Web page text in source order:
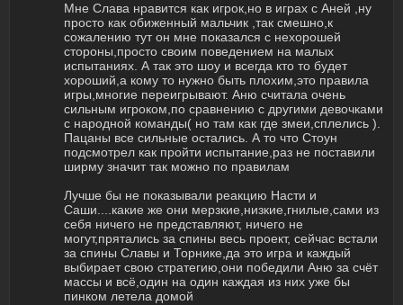
Мне Слава нравится как игрок,но в играх с Аней ,ну
просто как обиженный мальчик ,так смешно,к
сожалению тут он мне показался с нехорошей
стороны,просто своим поведением на малых
испытаниях. А так это шоу и всегда кто то будет
хороший,а кому то нужно быть плохим,это правила
игры,многие переигрывают. Аню считала очень
сильным игроком,по сравнению с другими девочками
с народной команды( но там как где змеи,сплелись ).
Пацаны все сильные остались. А то что Стоун
подсмотрел как пройти испытание,раз не поставили
ширму значит так можно по правилам
Лучше бы не показывали реакцию Насти и
Саши....какие же они мерзкие,низкие,гнилые,сами из
себя ничего не представляют, ничего не
могут,прятались за спины весь проект, сейчас встали
за спины Славы и Торнике,да это игра и каждый
выбирает свою стратегию,они победили Аню за счёт
массы и всё,один на один каждая из них уже бы
пинком летела домой